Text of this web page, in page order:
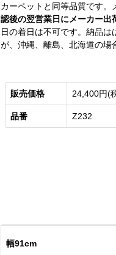
カーペットと同等品質です
認後の翌営業日にメーカー出
日の着日は不可です。納品
が、沖縄、離島、北海道の場
販売価格 24,400円(
品番 Z232
幅91cm